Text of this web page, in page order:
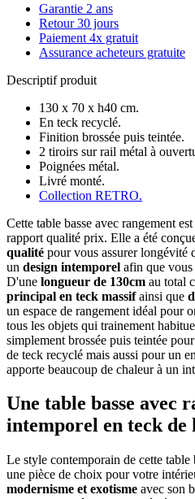
Garantie 2 ans
Retour 30 jours
Paiement 4x gratuit
Assurance acheteurs gratuite
Descriptif produit
130 x 70 x h40 cm.
En teck recyclé.
Finition brossée puis teintée.
2 tiroirs sur rail métal à
Poignées métal.
Livré monté.
Collection RETRO.
Cette table basse avec rangement
rapport qualité prix. Elle a été
qualité pour vous assurer longévité
un design intemporel afin que
D'une longueur de 130cm au total
principal en teck massifainsi que
un espace de rangement idéal pour
tous les objets qui trainement
simplement brossée puis teintée
de teck recyclé mais aussi pour un
apporte beaucoup de chaleur à un
Une table basse avec
intemporel en teck de
Le style contemporain de cette table
une pièce de choix pour votre
modernisme et exotisme avec son